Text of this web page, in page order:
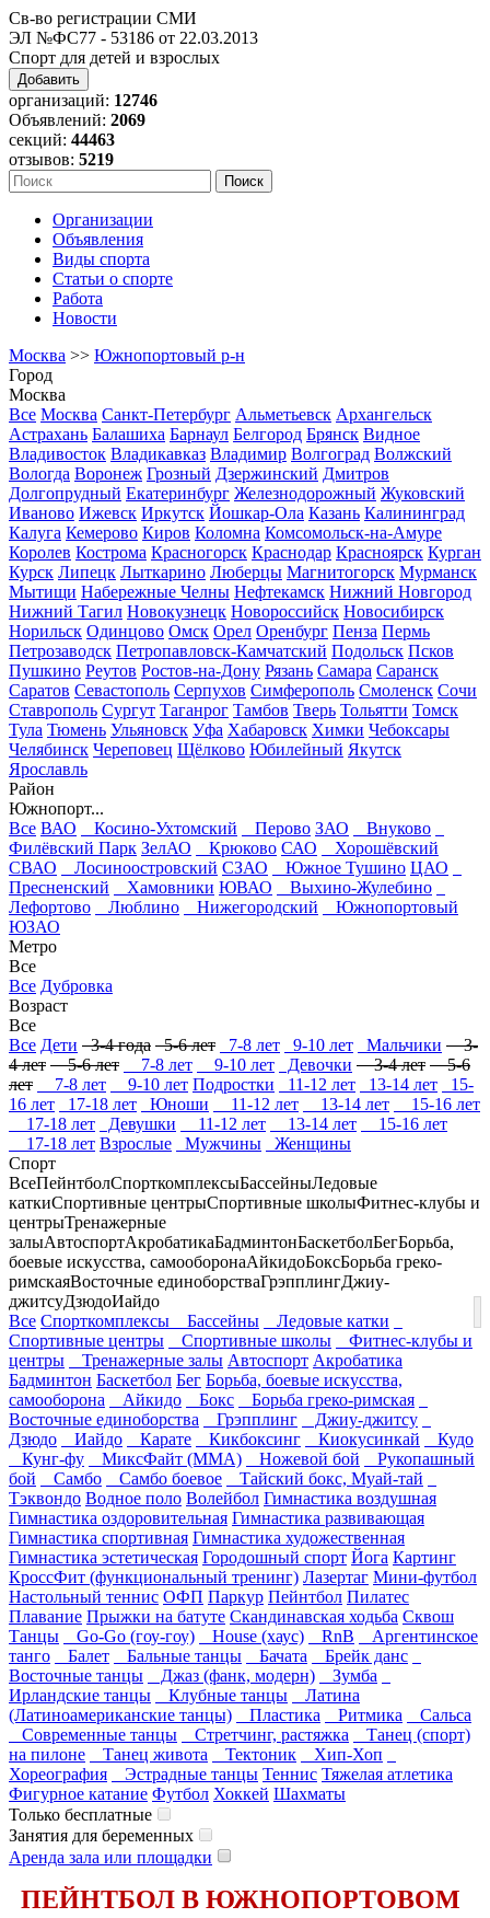
Св-во регистрации СМИ
ЭЛ №ФС77 - 53186 от 22.03.2013
Спорт для детей и взрослых
Добавить
организаций: 12746
Объявлений: 2069
секций: 44463
отзывов: 5219
Организации
Объявления
Виды спорта
Статьи о спорте
Работа
Новости
Москва >> Южнопортовый р-н
Город
Москва
Все Москва Санкт-Петербург Альметьевск Архангельск
Астрахань Балашиха Барнаул Белгород Брянск Видное
Владивосток Владикавказ Владимир Волгоград Волжский
Вологда Воронеж Грозный Дзержинский Дмитров
Долгопрудный Екатеринбург Железнодорожный Жуковский
Иваново Ижевск Иркутск Йошкар-Ола Казань Калининград
Калуга Кемерово Киров Коломна Комсомольск-на-Амуре
Королев Кострома Красногорск Краснодар Красноярск Курган
Курск Липецк Лыткарино Люберцы Магнитогорск Мурманск
Мытищи Набережные Челны Нефтекамск Нижний Новгород
Нижний Тагил Новокузнецк Новороссийск Новосибирск
Норильск Одинцово Омск Орел Оренбург Пенза Пермь
Петрозаводск Петропавловск-Камчатский Подольск Псков
Пушкино Реутов Ростов-на-Дону Рязань Самара Саранск
Саратов Севастополь Серпухов Симферополь Смоленск Сочи
Ставрополь Сургут Таганрог Тамбов Тверь Тольятти Томск
Тула Тюмень Ульяновск Уфа Хабаровск Химки Чебоксары
Челябинск Череповец Щёлково Юбилейный Якутск
Ярославль
Район
Южнопорт...
Все ВАО Косино-Ухтомский Перово ЗАО
Внуково
Филёвский Парк ЗелАО Крюково САО
Хорошёвский
СВАО
Лосиноостровский СЗАО Южное Тушино ЦАО
Пресненский
Хамовники ЮВАО
Выхино-Жулебино
Лефортово
Люблино Нижегородский
Южнопортовый
ЮЗАО
Метро
Все
Все Дубровка
Возраст
Все
Все Дети 3-4 года 5-6 лет 7-8 лет 9-10 лет Мальчики 3-
4 лет 5-6 лет 7-8 лет 9-10 лет Девочки 3-4 лет 5-6
лет
7-8 лет 9-10 лет Подростки 11-12 лет 13-14 лет
15-
16 лет
17-18 лет Юноши 11-12 лет 13-14 лет
15-16 лет
17-18 лет
Девушки 11-12 лет 13-14 лет
15-16 лет
17-18 лет Взрослые Мужчины
Женщины
Спорт
ВсеПейнтболСпорткомплексыБассейныЛедовые
каткиСпортивные центрыСпортивные школыФитнес-клубы и
центрыТренажерные
залыАвтоспортАкробатикаБадминтонБаскетболБегБорьба,
боевые искусства, самооборонаАйкидоБоксБорьба греко-
римскаяВосточные единоборстваГрэпплингДжиу-
джитсуДзюдоИайдо
Все Спорткомплексы Бассейны
Ледовые катки
Спортивные центры
Спортивные школы
Фитнес-клубы и
центры
Тренажерные залы Автоспорт Акробатика
Бадминтон Баскетбол Бег Борьба, боевые искусства,
самооборона
Айкидо Бокс
Борьба греко-римская
Восточные единоборства
Грэпплинг
Джиу-джитсу
Дзюдо
Иайдо Карате Кикбоксинг Киокусинкай
Кудо
Кунг-фу
МиксФайт (ММА) Ножевой бой
Рукопашный
бой
Самбо Самбо боевое
Тайский бокс, Муай-тай
Тэквондо Водное поло Волейбол Гимнастика воздушная
Гимнастика оздоровительная Гимнастика развивающая
Гимнастика спортивная Гимнастика художественная
Гимнастика эстетическая Городошный спорт Йога Картинг
КроссФит (функциональный тренинг) Лазертаг Мини-футбол
Настольный теннис ОФП Паркур Пейнтбол Пилатес
Плавание Прыжки на батуте Скандинавская ходьба Сквош
Танцы
Go-Go (гоу-гоу) House (хаус) RnB
Аргентинское
танго
Балет Бальные танцы Бачата
Брейк данс
Восточные танцы
Джаз (фанк, модерн)
Зумба
Ирландские танцы
Клубные танцы
Латина
(Латиноамериканские танцы)
Пластика Ритмика
Сальса
Современные танцы
Стретчинг, растяжка
Танец (спорт)
на пилоне
Танец живота Тектоник
Хип-Хоп
Хореография
Эстрадные танцы Теннис Тяжелая атлетика
Фигурное катание Футбол Хоккей Шахматы
Только бесплатные
Занятия для беременных
Аренда зала или площадки
ПЕЙНТБОЛ В ЮЖНОПОРТОВОМ